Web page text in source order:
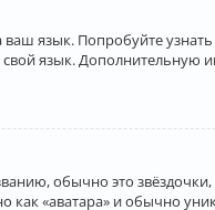
язык. Попробуйте
свой язык.
обычно это
«аватара» и обычно